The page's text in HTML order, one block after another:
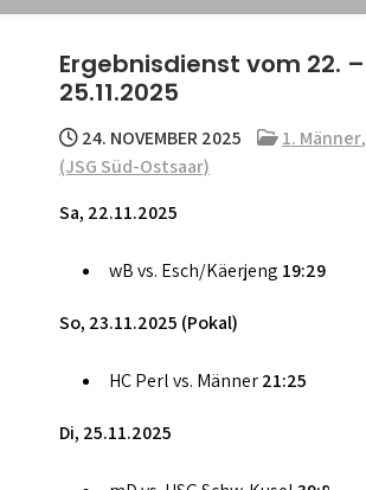
Ergebnisdienst vom 22. –
25.11.2025
24. NOVEMBER 2025 1. Männer,
(JSG Süd-Ostsaar)
Sa, 22.11.2025
wB vs. Esch/Käerjeng 19:29
So, 23.11.2025 (Pokal)
HC Perl vs. Männer21:25
Di, 25.11.2025